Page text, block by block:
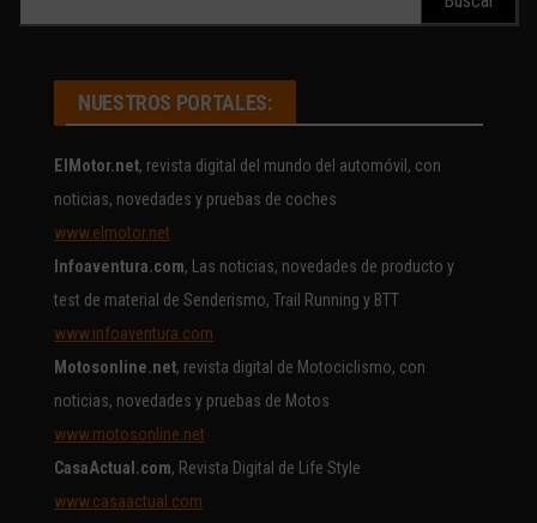
NUESTROS PORTALES:
ElMotor.net, revista digital del mundo del automóvil, con
noticias, novedades y pruebas de coches
www.elmotor.net
Infoaventura.com, Las noticias, novedades de producto y
test de material de Senderismo, Trail Running y BTT
www.infoaventura.com
Motosonline.net, revista digital de Motociclismo, con
noticias, novedades y pruebas de Motos
www.motosonline.net
CasaActual.com, Revista Digital de Life Style
www.casaactual.com